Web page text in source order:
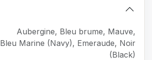
Aubergine, Bleu brume, Mauve,
Bleu Marine (Navy), Emeraude, Noir
(Black)